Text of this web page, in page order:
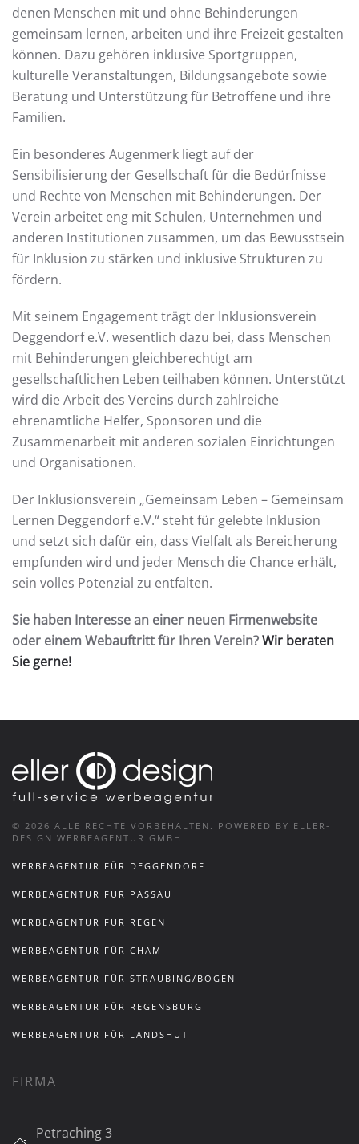
denen Menschen mit und ohne Behinderungen
gemeinsam lernen, arbeiten und ihre Freizeit gestalten
können. Dazu gehören inklusive Sportgruppen,
kulturelle Veranstaltungen, Bildungsangebote sowie
Beratung und Unterstützung für Betroffene und ihre
Familien.
Ein besonderes Augenmerk liegt auf der
Sensibilisierung der Gesellschaft für die Bedürfnisse
und Rechte von Menschen mit Behinderungen. Der
Verein arbeitet eng mit Schulen, Unternehmen und
anderen Institutionen zusammen, um das Bewusstsein
für Inklusion zu stärken und inklusive Strukturen zu
fördern.
Mit seinem Engagement trägt der Inklusionsverein
Deggendorf e.V. wesentlich dazu bei, dass Menschen
mit Behinderungen gleichberechtigt am
gesellschaftlichen Leben teilhaben können. Unterstützt
wird die Arbeit des Vereins durch zahlreiche
ehrenamtliche Helfer, Sponsoren und die
Zusammenarbeit mit anderen sozialen Einrichtungen
und Organisationen.
Der Inklusionsverein „Gemeinsam Leben – Gemeinsam
Lernen Deggendorf e.V.“ steht für gelebte Inklusion
und setzt sich dafür ein, dass Vielfalt als Bereicherung
empfunden wird und jeder Mensch die Chance erhält,
sein volles Potenzial zu entfalten.
Sie haben Interesse an einer neuen Firmenwebsite
oder einem Webauftritt für Ihren Verein?Wir beraten
Sie gerne!
© 2026 ALLE RECHTE VORBEHALTEN. POWERED BY ELLER-
DESIGN WERBEAGENTUR GMBH
WERBEAGENTUR FÜR DEGGENDORF
WERBEAGENTUR FÜR PASSAU
WERBEAGENTUR FÜR REGEN
WERBEAGENTUR FÜR CHAM
WERBEAGENTUR FÜR STRAUBING/BOGEN
WERBEAGENTUR FÜR REGENSBURG
WERBEAGENTUR FÜR LANDSHUT
FIRMA
Petraching 3